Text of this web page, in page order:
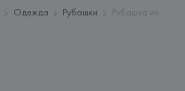
Одежда Рубашки
Рубашка из